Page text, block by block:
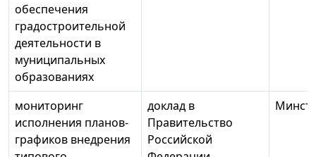
обеспечения
градостроительной
деятельности в
муниципальных
образованиях
мониторинг
исполнения планов-
графиков внедрения
доклад в
Правительство
Российской